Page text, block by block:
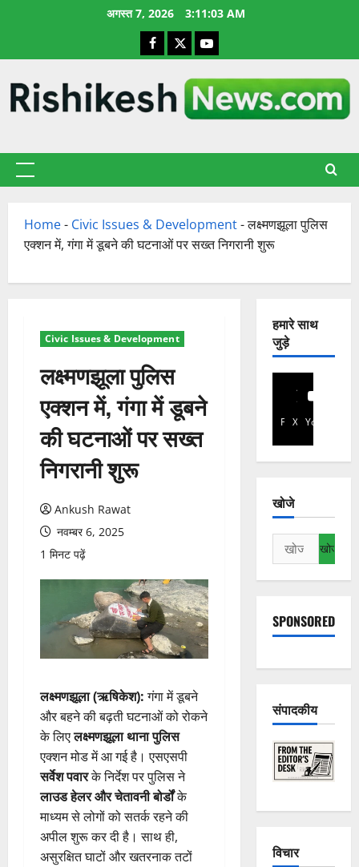
अगस्त 7, 2026 3:11:04 AM
Facebook
X YouTube
प्राथमिक
Home- Civic Issues & Development-लक्ष्मणझूला पुलिस
एक्शन में, गंगा में डूबने की घटनाओं पर सख्त निगरानी शुरू
Civic Issues & Development
लक्ष्मणझूला पुलिस
एक्शन में, गंगा में डूबने
की घटनाओं पर सख्त
निगरानी शुरू
Ankush Rawat
नवम्बर 6, 2025
1 मिनट पढ़ें
लक्ष्मणझूला (ऋषिकेश):गंगा में डूबने
और बहने की बढ़ती घटनाओं को रोकने
के लिएलक्ष्मणझूला थाना पुलिस
एक्शन मोड में आ गई है। एसएसपी
सर्वेश पवारके निर्देश पर पुलिस ने
लाउड हेलर और चेतावनी बोर्डोंके
माध्यम से लोगों को सतर्क रहने की
अपील शुरू कर दी है। साथ ही,
असुरक्षित घाटों और खतरनाक तटों
हमारे साथ
जुड़े
Facebook
X YouTube
खोजे
निम्न
को
खोजें:
SPONSORED
संपादकीय
विचार